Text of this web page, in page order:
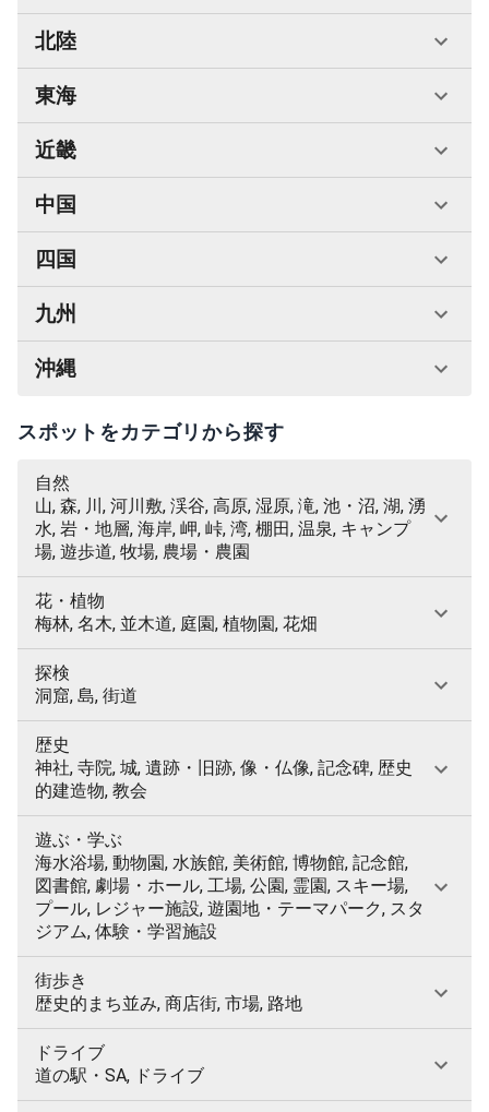
北陸
東海
近畿
中国
四国
九州
沖縄
スポットをカテゴリから探す
自然
山, 森, 川, 河川敷, 渓谷, 高原, 湿原, 滝, 池・沼, 湖, 湧
水, 岩・地層, 海岸, 岬, 峠, 湾, 棚田, 温泉, キャンプ
場, 遊歩道, 牧場, 農場・農園
花・植物
梅林, 名木, 並木道, 庭園, 植物園, 花畑
探検
洞窟, 島, 街道
歴史
神社, 寺院, 城, 遺跡・旧跡, 像・仏像, 記念碑, 歴史
的建造物, 教会
遊ぶ・学ぶ
海水浴場, 動物園, 水族館, 美術館, 博物館, 記念館,
図書館, 劇場・ホール, 工場, 公園, 霊園, スキー場,
プール, レジャー施設, 遊園地・テーマパーク, スタ
ジアム, 体験・学習施設
街歩き
歴史的まち並み, 商店街, 市場, 路地
ドライブ
道の駅・SA, ドライブ